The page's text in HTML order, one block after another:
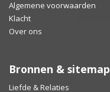
Algemene voorwaarden
Klacht
Over ons
Bronnen & sitemap
Liefde & Relaties